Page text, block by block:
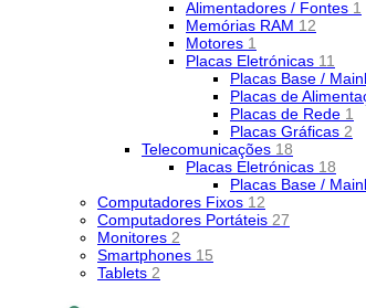
Alimentadores / Fontes 1
Memórias RAM 12
Motores 1
Placas Eletrónicas 11
Placas Base /
Placas de
Placas de Rede 1
Placas Gráficas 2
Telecomunicações 18
Placas Eletrónicas 18
Placas Base /
Computadores Fixos 12
Computadores Portáteis 27
Monitores 2
Smartphones 15
Tablets 2